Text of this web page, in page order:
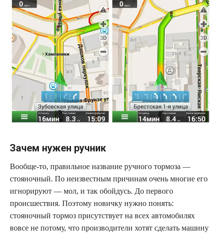
Зачем нужен ручник
Вообще-то, правильное название ручного тормоза —
стояночный. По неизвестным причинам очень многие его
игнорируют — мол, и так обойдусь. До первого
происшествия. Поэтому новичку нужно понять:
стояночный тормоз присутствует на всех автомобилях
вовсе не потому, что производители хотят сделать машину